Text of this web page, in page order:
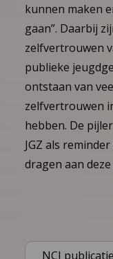
kunnen maken
gaan”. Daarbij
zelfvertrouwen
publieke
ontstaan van
zelfvertrouwen
hebben. De
JGZ als
dragen aan deze